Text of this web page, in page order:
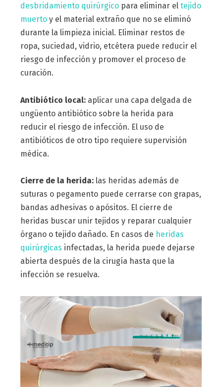
desbridamiento quirúrgicopara eliminar el tejido
muertoy el material extraño que no se eliminó
durante la limpieza inicial. Eliminar restos de
ropa, suciedad, vidrio, etcétera puede reducir el
riesgo de infección y promover el proceso de
curación.
Antibiótico local:aplicar una capa delgada de
ungüento antibiótico sobre la herida para
reducir el riesgo de infección. El uso de
antibióticos de otro tipo requiere supervisión
médica.
Cierre de la herida:las heridas además de
suturas o pegamento puede cerrarse con grapas,
bandas adhesivas o apósitos. El cierre de
heridas buscar unir tejidos y reparar cualquier
órgano o tejido dañado. En casos de heridas
quirúrgicas infectadas, la herida puede dejarse
abierta después de la cirugía hasta que la
infección se resuelva.